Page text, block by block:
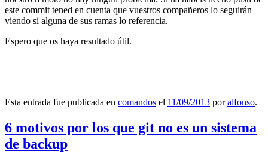
este commit tened en cuenta que vuestros compañeros lo seguirán
viendo si alguna de sus ramas lo referencia.
Espero que os haya resultado útil.
Esta entrada fue publicada en comandos el 11/09/2013 poralfonso.
6 motivos por los que git no es un sistema
de backup